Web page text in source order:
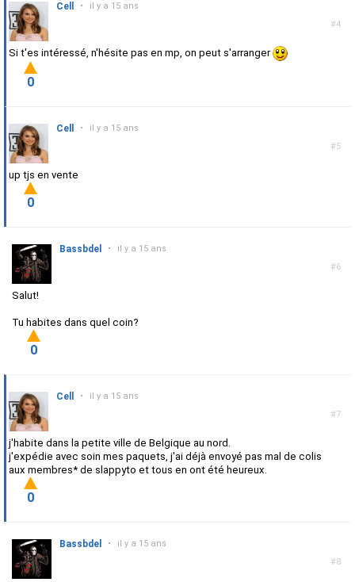
#4
Cell • il y a 15 ans
Si t'es intéressé, n'hésite pas en mp, on peut s'arranger
0
#5
Cell • il y a 15 ans
up tjs en vente
0
#6
Bassbdel • il y a 15 ans
Salut!
Tu habites dans quel coin?
0
#7
Cell • il y a 15 ans
j'habite dans la petite ville de Belgique au nord.
j'expédie avec soin mes paquets, j'ai déjà envoyé pas mal de colis
aux membres* de slappyto et tous en ont été heureux.
0
#8
Bassbdel • il y a 15 ans